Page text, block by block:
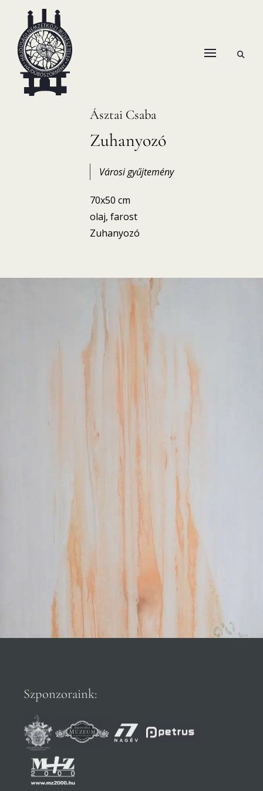
content
HANEMA – Hajdúsági Nemzetközi Művésztelep
open
Ásztai Csaba
Zuhanyozó
Városi gyűjtemény
70x50 cm
olaj, farost
Zuhanyozó
Szponzoraink: